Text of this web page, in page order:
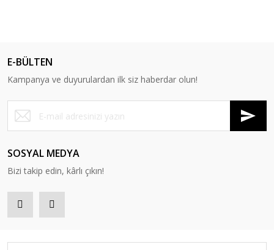
E-BÜLTEN
Kampanya ve duyurulardan ilk siz haberdar olun!
SOSYAL MEDYA
Bizi takip edin, kârlı çıkın!